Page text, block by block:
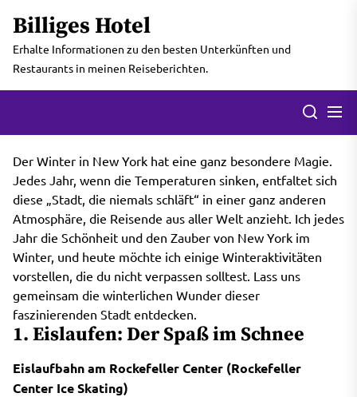
the
content
Billiges Hotel
Erhalte Informationen zu den besten Unterkünften und
Restaurants in meinen Reiseberichten.
Search
Der Winter in New York hat eine ganz besondere Magie.
Jedes Jahr, wenn die Temperaturen sinken, entfaltet sich
diese „Stadt, die niemals schläft“ in einer ganz anderen
Atmosphäre, die Reisende aus aller Welt anzieht. Ich jedes
Jahr die Schönheit und den Zauber von New York im
Winter, und heute möchte ich einige Winteraktivitäten
vorstellen, die du nicht verpassen solltest. Lass uns
gemeinsam die winterlichen Wunder dieser
faszinierenden Stadt entdecken.
1. Eislaufen: Der Spaß im Schnee
Eislaufbahn am Rockefeller Center (Rockefeller
Center Ice Skating)